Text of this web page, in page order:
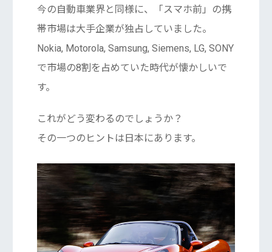
今の自動車業界と同様に、「スマホ前」の携
帯市場は大手企業が独占していました。
Nokia, Motorola, Samsung, Siemens, LG, SONY
で市場の8割を占めていた時代が懐かしいで
す。
これがどう変わるのでしょうか？
その一つのヒントは日本にあります。